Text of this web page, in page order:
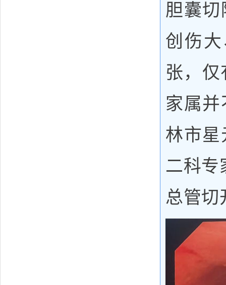
胆囊
创伤
张，
家属
林市星
二科专
总管切